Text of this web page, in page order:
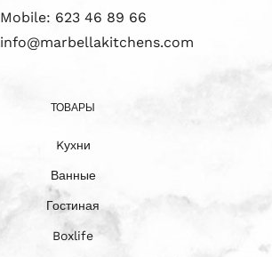
Mobile: 623 46 89 66
info@marbellakitchens.com
ТОВАРЫ
Kухни
Ванные
Гостиная
Boxlife